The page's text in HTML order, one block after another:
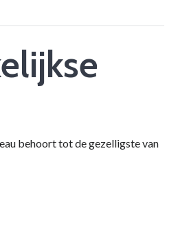
behoort tot de gezelligste van